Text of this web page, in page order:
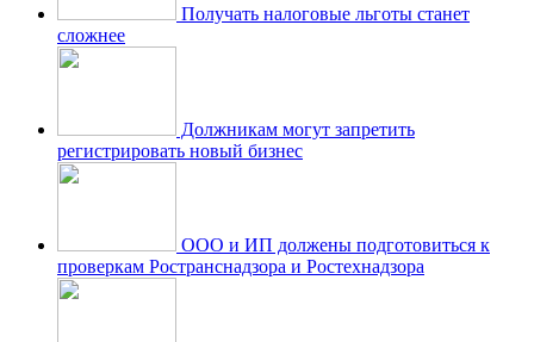
Получать налоговые льготы станет
сложнее
Должникам могут запретить
регистрировать новый бизнес
ООО и ИП должены подготовиться к
проверкам Ространснадзора и Ростехнадзора